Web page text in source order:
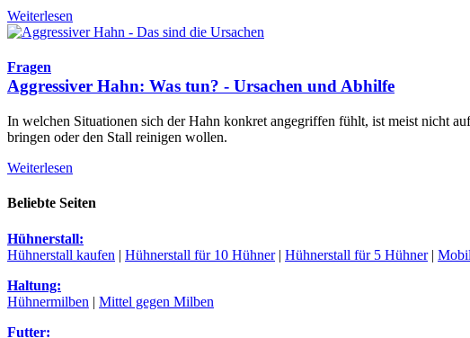
Weiterlesen
Fragen
Aggressiver Hahn: Was tun? - Ursachen und Abhilfe
In welchen Situationen sich der Hahn konkret angegriffen fühlt, ist meist nicht
bringen oder den Stall reinigen wollen.
Weiterlesen
Beliebte Seiten
Hühnerstall:
Hühnerstall kaufen | Hühnerstall für 10 Hühner| Hühnerstall für 5 Hühner|
Haltung:
Hühnermilben | Mittel gegen Milben
Futter: